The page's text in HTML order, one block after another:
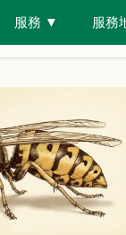
服務 ▼ 服務
房屋檢視工具